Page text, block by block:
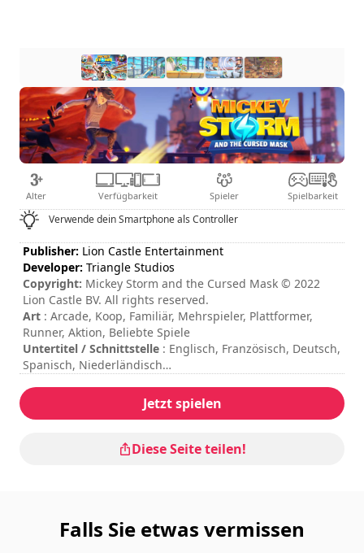
Alter Verfügbarkeit Spieler Spielbarkeit
Verwende dein Smartphone als Controller
Publisher: Lion Castle Entertainment
Developer: Triangle Studios
Copyright: Mickey Storm and the Cursed Mask © 2022
Lion Castle BV. All rights reserved.
Art : Arcade, Koop, Familiär, Mehrspieler, Plattformer,
Runner, Aktion, Beliebte Spiele
Untertitel / Schnittstelle : Englisch, Französisch, Deutsch,
Spanisch, Niederländisch
Schwierigkeit
Multiplayer-Modus
: Local, Cooperation, 2 Players
Die Befehle sind in den Spieloptionen angegeben.
Jetzt spielen
Diese Seite teilen!
Falls Sie etwas vermissen